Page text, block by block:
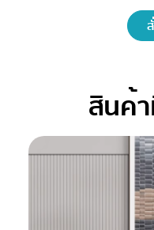
สินค้